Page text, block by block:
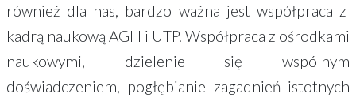
również dla nas, bardzo ważna jest współpraca z
kadrą naukową AGH i UTP. Współpraca z ośrodkami
naukowymi, dzielenie się wspólnym
doświadczeniem, pogłębianie zagadnień istotnych